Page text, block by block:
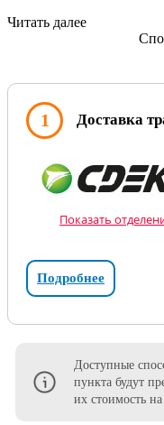
Читать далее
1 Доставка
Показать
Подробнее
Доступные
пункта будут
их стоимость